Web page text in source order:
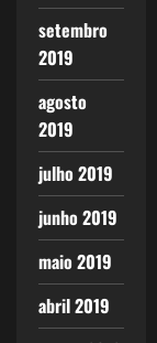
setembro
2019
agosto
2019
julho 2019
junho 2019
maio 2019
abril 2019